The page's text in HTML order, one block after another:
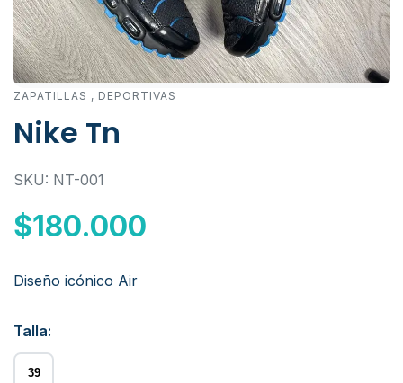
ZAPATILLAS , DEPORTIVAS
Nike Tn
SKU: NT-001
$180.000
Diseño icónico Air
Talla:
39